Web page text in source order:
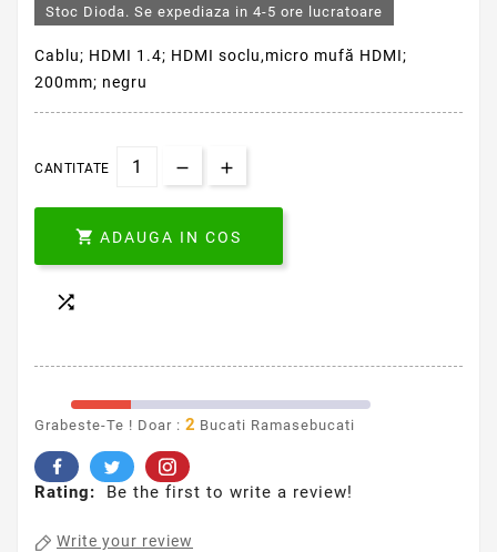
Stoc Dioda. Se expediaza in 4-5 ore lucratoare
Cablu; HDMI 1.4; HDMI soclu,micro mufă HDMI;
200mm; negru
CANTITATE
 ADAUGA IN COS

Grabeste-Te ! Doar : 2 Bucati Ramasebucati
Rating: Be the first to write a review!
Write your review